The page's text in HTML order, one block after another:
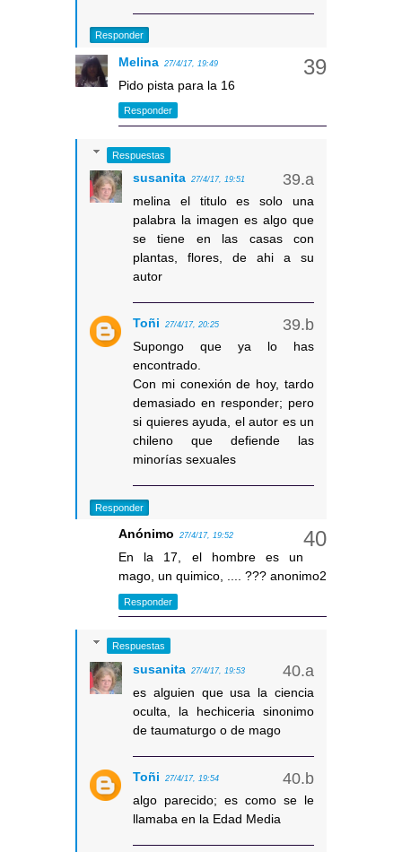
Responder
Melina 27/4/17, 19:49
Pido pista para la 16
Responder
Respuestas
susanita 27/4/17, 19:51
melina el titulo es solo una
palabra la imagen es algo que
se tiene en las casas con
plantas, flores, de ahi a su
autor
Toñi 27/4/17, 20:25
Supongo que ya lo has
encontrado.
Con mi conexión de hoy, tardo
demasiado en responder; pero
si quieres ayuda, el autor es un
chileno que defiende las
minorías sexuales
Responder
Anónimo 27/4/17, 19:52
En la 17, el hombre es un
mago, un quimico, .... ??? anonimo2
Responder
Respuestas
susanita 27/4/17, 19:53
es alguien que usa la ciencia
oculta, la hechiceria sinonimo
de taumaturgo o de mago
Toñi 27/4/17, 19:54
algo parecido; es como se le
llamaba en la Edad Media